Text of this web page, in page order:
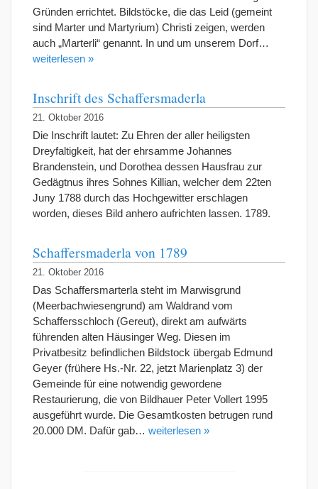
Gründen errichtet. Bildstöcke, die das Leid (gemeint
sind Marter und Martyrium) Christi zeigen, werden
auch „Marterli“ genannt. In und um unserem Dorf…
weiterlesen »
Inschrift des Schaffersmaderla
21. Oktober 2016
Die Inschrift lautet: Zu Ehren der aller heiligsten
Dreyfaltigkeit, hat der ehrsamme Johannes
Brandenstein, und Dorothea dessen Hausfrau zur
Gedägtnus ihres Sohnes Killian, welcher dem 22ten
Juny 1788 durch das Hochgewitter erschlagen
worden, dieses Bild anhero aufrichten lassen. 1789.
Schaffersmaderla von 1789
21. Oktober 2016
Das Schaffersmarterla steht im Marwisgrund
(Meerbachwiesengrund) am Waldrand vom
Schaffersschloch (Gereut), direkt am aufwärts
führenden alten Häusinger Weg. Diesen im
Privatbesitz befindlichen Bildstock übergab Edmund
Geyer (frühere Hs.-Nr. 22, jetzt Marienplatz 3) der
Gemeinde für eine notwendig gewordene
Restaurierung, die von Bildhauer Peter Vollert 1995
ausgeführt wurde. Die Gesamtkosten betrugen rund
20.000 DM. Dafür gab… weiterlesen »